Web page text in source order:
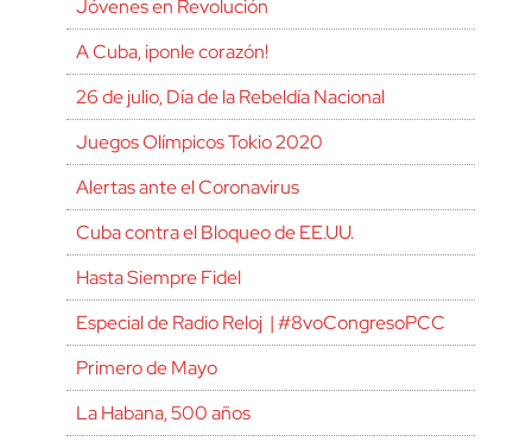
Jóvenes en Revolución
A Cuba, ¡ponle corazón!
26 de julio, Día de la Rebeldía Nacional
Juegos Olímpicos Tokio 2020
Alertas ante el Coronavirus
Cuba contra el Bloqueo de EE.UU.
Hasta Siempre Fidel
Especial de Radio Reloj | #8voCongresoPCC
Primero de Mayo
La Habana, 500 años